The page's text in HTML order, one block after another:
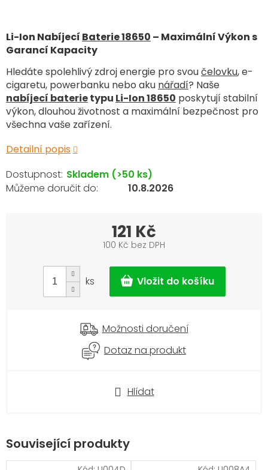
Li-Ion Nabíjecí Baterie 18650 – Maximální Výkon s
Garancí Kapacity
Hledáte spolehlivý zdroj energie pro svoučelovku, e-
cigaretu, powerbanku nebo aku nářadí? Naše
nabíjecí baterietypu Li-Ion 18650 poskytují stabilní
výkon, dlouhou životnost a maximální bezpečnost pro
všechna vaše zařízení.
Detailní popis
Hlídat
Skladem (>50 ks)
10.8.2026
121 Kč
100 Kč bez DPH
cena:
ks
Možnosti doručení
Dotaz na produkt
Související produkty